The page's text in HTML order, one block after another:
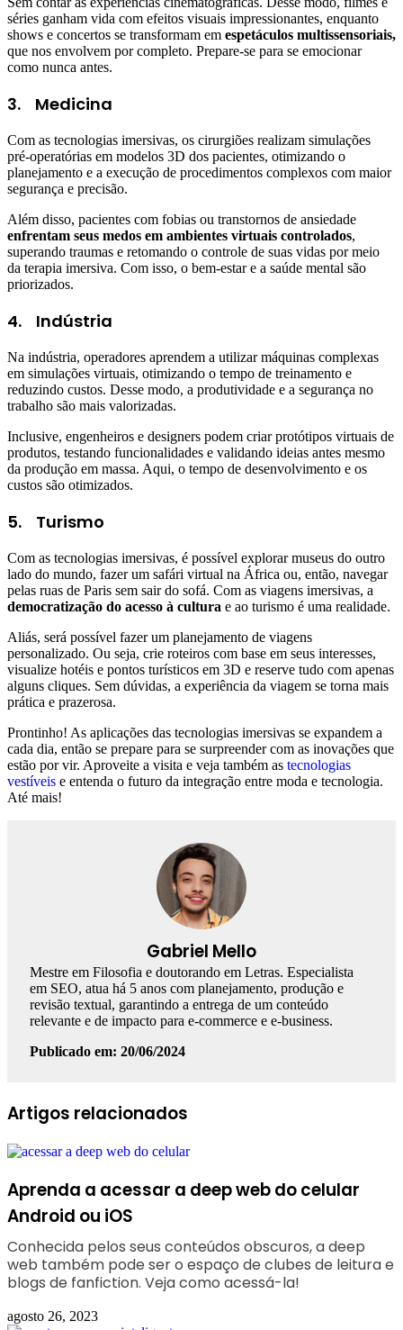
séries ganham vida com efeitos visuais impressionantes, enquanto
shows e concertos se transformam em espetáculos multissensoriais,
que nos envolvem por completo. Prepare-se para se emocionar
como nunca antes.
3. Medicina
Com as tecnologias imersivas, os cirurgiões realizam simulações
pré-operatórias em modelos 3D dos pacientes, otimizando o
planejamento e a execução de procedimentos complexos com maior
segurança e precisão.
Além disso, pacientes com fobias ou transtornos de ansiedade
enfrentam seus medos em ambientes virtuais controlados,
superando traumas e retomando o controle de suas vidas por meio
da terapia imersiva. Com isso, o bem-estar e a saúde mental são
priorizados.
4. Indústria
Na indústria, operadores aprendem a utilizar máquinas complexas
em simulações virtuais, otimizando o tempo de treinamento e
reduzindo custos. Desse modo, a produtividade e a segurança no
trabalho são mais valorizadas.
Inclusive, engenheiros e designers podem criar protótipos virtuais de
produtos, testando funcionalidades e validando ideias antes mesmo
da produção em massa. Aqui, o tempo de desenvolvimento e os
custos são otimizados.
5. Turismo
Com as tecnologias imersivas, é possível explorar museus do outro
lado do mundo, fazer um safári virtual na África ou, então, navegar
pelas ruas de Paris sem sair do sofá. Com as viagens imersivas, a
democratização do acesso à cultura e ao turismo é uma realidade.
Aliás, será possível fazer um planejamento de viagens
personalizado. Ou seja, crie roteiros com base em seus interesses,
visualize hotéis e pontos turísticos em 3D e reserve tudo com apenas
alguns cliques. Sem dúvidas, a experiência da viagem se torna mais
prática e prazerosa.
Prontinho! As aplicações das tecnologias imersivas se expandem a
cada dia, então se prepare para se surpreender com as inovações que
estão por vir. Aproveite a visita e veja também as tecnologias
vestíveis e entenda o futuro da integração entre moda e tecnologia.
Até mais!
Gabriel Mello
Mestre em Filosofia e doutorando em Letras. Especialista
em SEO, atua há 5 anos com planejamento, produção e
revisão textual, garantindo a entrega de um conteúdo
relevante e de impacto para e-commerce e e-business.
Publicado em: 20/06/2024
Facebook
Linkedin
WhatsApp
Telegram
Artigos relacionados
Aprenda a acessar a deep web do celular
Android ou iOS
Conhecida pelos seus conteúdos obscuros, a deep
web também pode ser o espaço de clubes de leitura e
blogs de fanfiction. Veja como acessá-la!
agosto 26, 2023